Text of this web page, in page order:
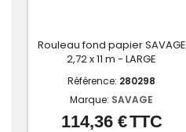
Rouleau fond papier SAVAGE
2,72 x 11 m - LARGE
Référence: 280298
Marque: SAVAGE
Prix
114,36 €TTC